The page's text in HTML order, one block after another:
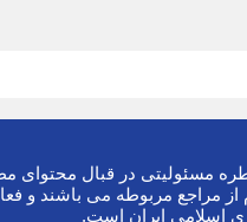
مسئولیتی در قبال محتوای
مراجع مربوطه می باشند و
اسلامی ایران است.